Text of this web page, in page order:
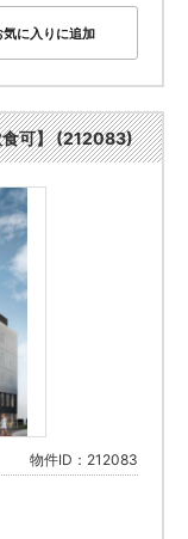
気に入りに追加
食可】 (212083)
物件ID：212083